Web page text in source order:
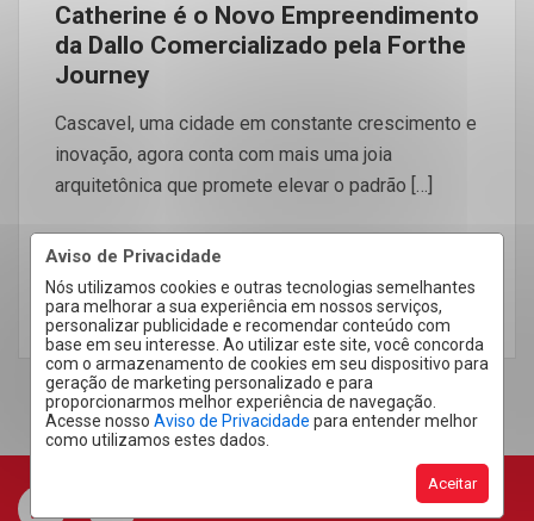
Aviso de Privacidade
Nós utilizamos cookies e outras tecnologias semelhantes
para melhorar a sua experiência em nossos serviços,
personalizar publicidade e recomendar conteúdo com
base em seu interesse. Ao utilizar este site, você concorda
com o armazenamento de cookies em seu dispositivo para
geração de marketing personalizado e para
proporcionarmos melhor experiência de navegação.
Acesse nosso Aviso de Privacidade para entender melhor
como utilizamos estes dados.
Aceitar
Catherine é o Novo Empreendimento
da Dallo Comercializado pela Forthe
Journey
Cascavel, uma cidade em constante crescimento e
inovação, agora conta com mais uma joia
arquitetônica que promete elevar o padrão […]
LEIA MAIS